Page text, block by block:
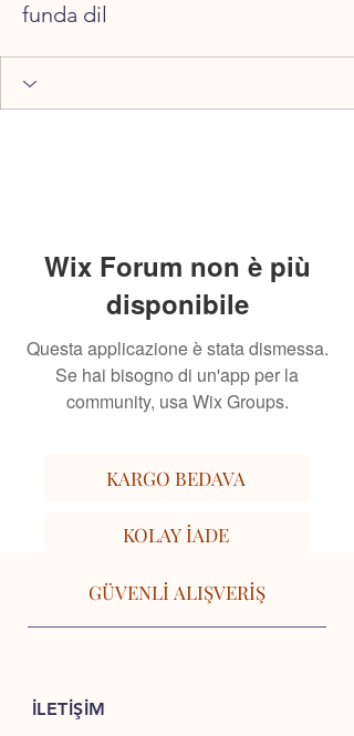
funda dil
Wix Forum non è più
disponibile
Questa applicazione è stata dismessa.
Se hai bisogno di un'app per la
community, usa Wix Groups.
KARGO BEDAVA
KOLAY İADE
GÜVENLİ ALIŞVERİŞ
İLETİŞİM